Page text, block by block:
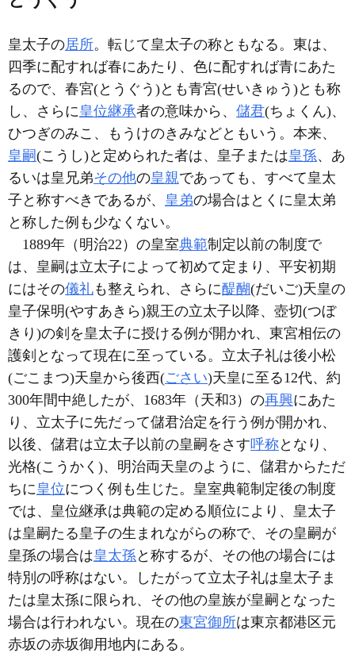
皇太子の居所。転じて皇太子の称ともなる。東は、
四季に配すれば春にあたり、色に配すれば青にあた
るので、春宮(とうぐう)とも青宮(せいきゅう)とも称
し、さらに皇位継承者の意味から、 儲君(ちょくん)、
ひつぎのみこ、もうけのきみなどともいう。本来、
皇嗣(こうし)と定められた者は、皇子または皇孫、あ
るいは皇兄弟その他の皇親であっても、すべて皇太
子と称すべきであるが、 皇弟の場合はとくに皇太弟
と称した例も少なくない。
1889年（明治22）の皇室典範制定以前の制度で
は、皇嗣は立太子によって初めて定まり、平安初期
にはその儀礼も整えられ、さらに醍醐(だいご)天皇の
皇子保明(やすあきら)親王の立太子以降、壺切(つぼ
きり)の剣を皇太子に授ける例が開かれ、東宮相伝の
護剣となって現在に至っている。立太子礼は後小松
(ごこまつ)天皇から後西(ごさい)天皇に至る12代、約
300年間中絶したが、1683年（天和3）の再興にあた
り、立太子に先だって儲君治定を行う例が開かれ、
以後、儲君は立太子以前の皇嗣をさす呼称となり、
光格(こうかく)、明治両天皇のように、儲君からただ
ちに皇位につく例も生じた。皇室典範制定後の制度
では、皇位継承は典範の定める順位により、皇太子
は皇嗣たる皇子の生まれながらの称で、その皇嗣が
皇孫の場合は皇太孫 と称するが、その他の場合には
特別の呼称はない。したがって立太子礼は皇太子ま
たは皇太孫に限られ、その他の皇族が皇嗣となった
場合は行われない。現在の東宮御所は東京都港区元
赤坂の赤坂御用地内にある。